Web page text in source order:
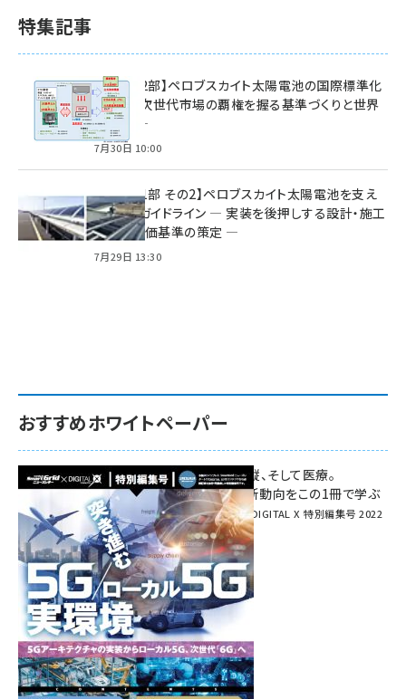
特集記事
特集【第2部】ペロブスカイト太陽電池の国際標準化
戦略 ― 次世代市場の覇権を握る基準づくりと世界
の動向 ―
7月30日 10:00
特集【第1部 その2】ペロブスカイト太陽電池を支え
る2つのガイドライン ― 実装を後押しする設計・施工
方針と評価基準の策定 ―
7月29日 13:30
おすすめホワイトペーパー
環境対策、建機の遠隔操縦、そして医療。
次世代通信規格「5G」最新動向をこの1冊で学ぶ
SmartGrid ニューズレター × DIGITAL X 特別編集号 2022
Summer